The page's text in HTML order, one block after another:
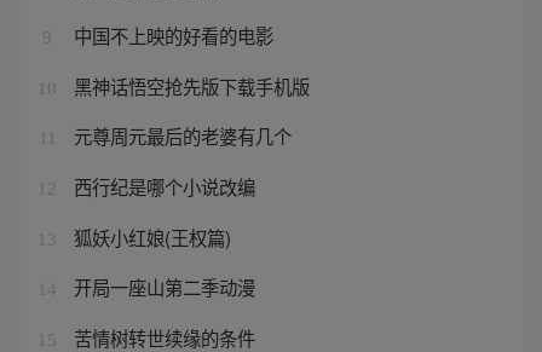
9 中国不上映的好看的电影
10 黑神话悟空抢先版下载手机版
元尊周元最后的老婆有几个
12 西行纪是哪个小说改编
13 狐妖小红娘(王权篇)
14 开局一座山第二季动漫
15 苦情树转世续缘的条件